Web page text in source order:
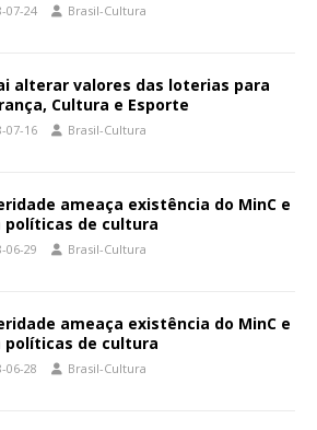
07-24 Brasil-Cultura
alterar valores das loterias para
Cultura e Esporte
07-16 Brasil-Cultura
ameaça existência do MinC e
políticas de cultura
06-29 Brasil-Cultura
ameaça existência do MinC e
políticas de cultura
06-28 Brasil-Cultura